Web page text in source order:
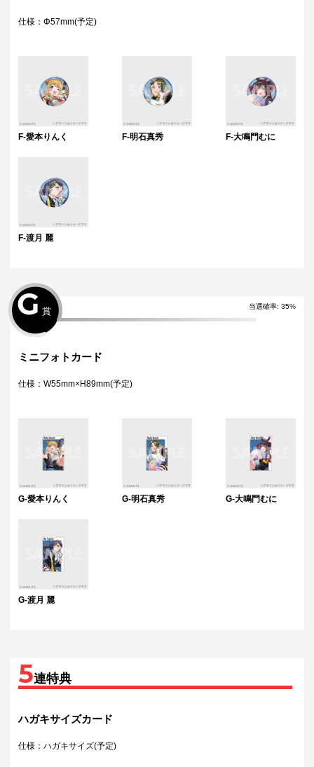
仕様：Φ57mm(予定)
F-愛本りんく F-明石真秀 F-大鳴門むに
F-渡月 麗
当選確率: 35%
G 賞
ミニフォトカード
仕様：W55mm×H89mm(予定)
G-愛本りんく G-明石真秀 G-大鳴門むに
G-渡月 麗
5連特典
ハガキサイズカード
仕様：ハガキサイズ(予定)